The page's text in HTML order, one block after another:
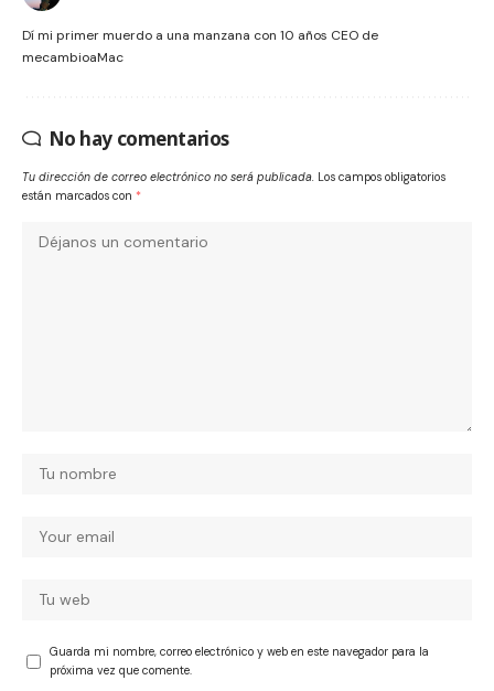
Dí mi primer muerdo a una manzana con 10 años CEO de
mecambioaMac
No hay comentarios
Tu dirección de correo electrónico no será publicada. Los campos obligatorios
están marcados con *
Guarda mi nombre, correo electrónico y web en este navegador para la
próxima vez que comente.